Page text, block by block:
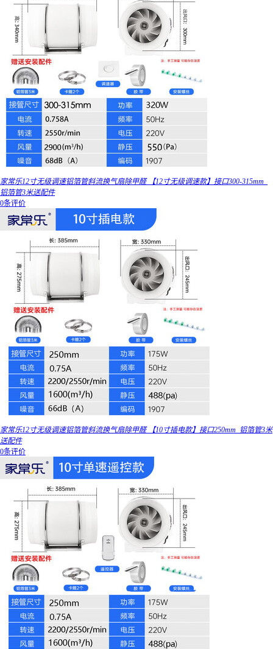
家常乐12寸无级调速铝箔管斜流换气扇除甲醛 【12寸无级调速款】接口300-315mm_
铝箔管3米送配件
0条评价
家常乐12寸无级调速铝箔管斜流换气扇除甲醛 【10寸插电款】接口250mm_铝箔管3米
送配件
0条评价